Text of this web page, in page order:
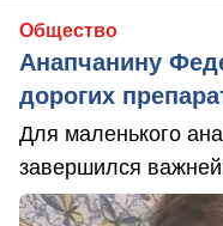
Общество
Анапчанину
дорогих
Для маленького
завершился